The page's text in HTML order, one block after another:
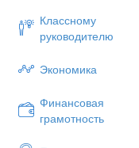
Классному
руководителю
Экономика
Финансовая
грамотность